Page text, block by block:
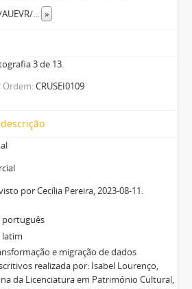
... »
3 de 13.
Ordem CRUSEI0109
por Cecília Pereira, 2023-08-11.
português
latim
e migração de dados
realizada por: Isabel Lourenço,
da Licenciatura em Património Cultural,